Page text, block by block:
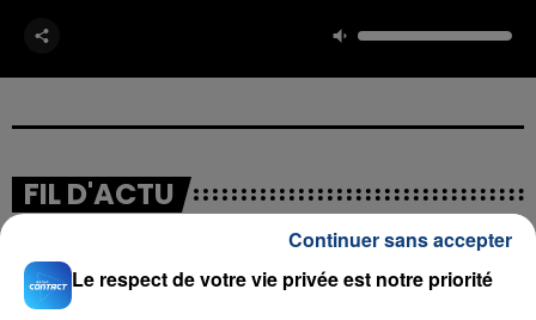
FIL D'ACTU
Le respect de votre vie privée est notre priorité
Continuer sans accepter